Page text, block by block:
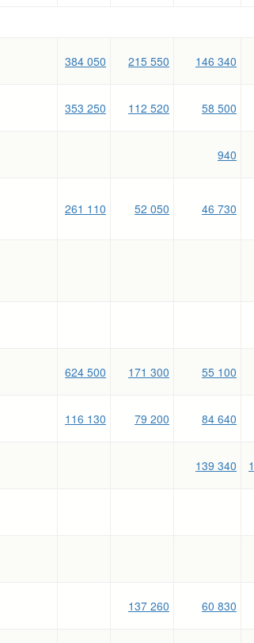
384 050 215 550 146 340
353 250 112 520 58 500
940
261 110 52 050 46 730
624 500 171 300 55 100
116 130 79 200 84 640
139 340
137 260 60 830